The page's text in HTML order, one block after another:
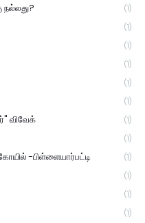
நல்லது? (1)
(1)
(1)
(1)
(1)
(1)
விவேக் (1)
(1)
-பிள்ளையார்பட்டி (1)
(1)
(1)
(1)